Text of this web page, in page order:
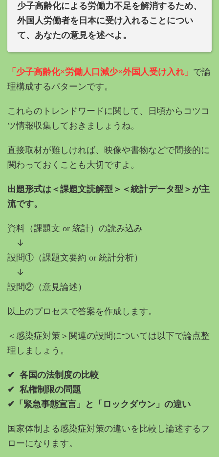
少子高齢化による労働力不足を解消するため、
外国人労働者を日本に受け入れることについ
て、あなたの意見を述べよ。
「少子高齢化×労働人口減少×外国人受け入れ」 で論
理構成するパターンです。
これらのトレンドワードに関して、日頃からコツコ
ツ情報収集しておきましょうね。
直接取材が難しければ、映像や書物などで間接的に
関わっておくことも大切ですよ。
出題形式は＜課題文読解型＞＜統計データ型＞が主
流です。
資料（課題文 or 統計）の読み込み
↓
設問①（課題文要約 or 統計分析）
↓
設問②（意見論述）
以上のプロセスで答案を作成します。
＜感染症対策＞関連の設問については以下で論点整
理しましょう。
✔︎ 各国の法制度の比較
✔︎ 私権制限の問題
✔︎「緊急事態宣言」と「ロックダウン」の違い
国家体制よる感染症対策の違いを比較し論述するフ
ローになります。